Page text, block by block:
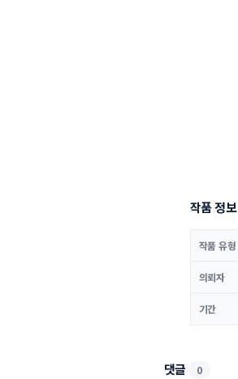
작품 정보
작품 유형
의뢰자
기간
댓글 0